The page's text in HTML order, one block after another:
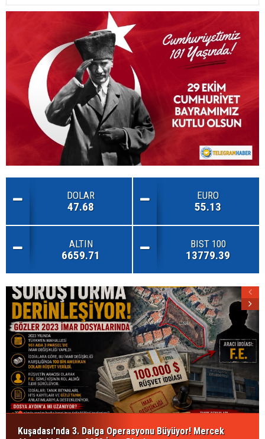
DOLAR
47.68
EURO
55.13
ALTIN
6659.71
BIST 100
13779.39
Kuşadası'nda 3. Dalga Operasyonu Büyüyor! Mercek